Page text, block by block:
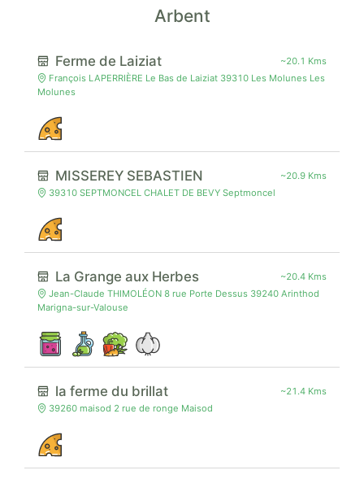
Arbent
Ferme de Laiziat
~20.1 Kms
François LAPERRIÈRE Le Bas de Laiziat 39310 Les Molunes Les
Molunes
MISSEREY SEBASTIEN
~20.9 Kms
39310 SEPTMONCEL CHALET DE BEVY Septmoncel
La Grange aux Herbes
~20.4 Kms
Jean-Claude THIMOLÉON 8 rue Porte Dessus 39240 Arinthod
Marigna-sur-Valouse
la ferme du brillat
~21.4 Kms
39260 maisod 2 rue de ronge Maisod